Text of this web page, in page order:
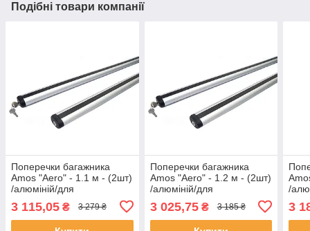
Подібні товари компанії
Поперечки багажника
Amos "Aero" - 1.1 м - (2шт)
/алюміній/для
лап:Dromader/Koala/Alfa/Futura/Nowy/Beta
3 115,05 ₴ 3 279 ₴
Поперечки багажника
Amos "Aero" - 1.2 м - (2шт)
/алюміній/для
лап:Dromader/Koala/Alfa/Futura/
3 025,75₴ 3 185 ₴
/
3